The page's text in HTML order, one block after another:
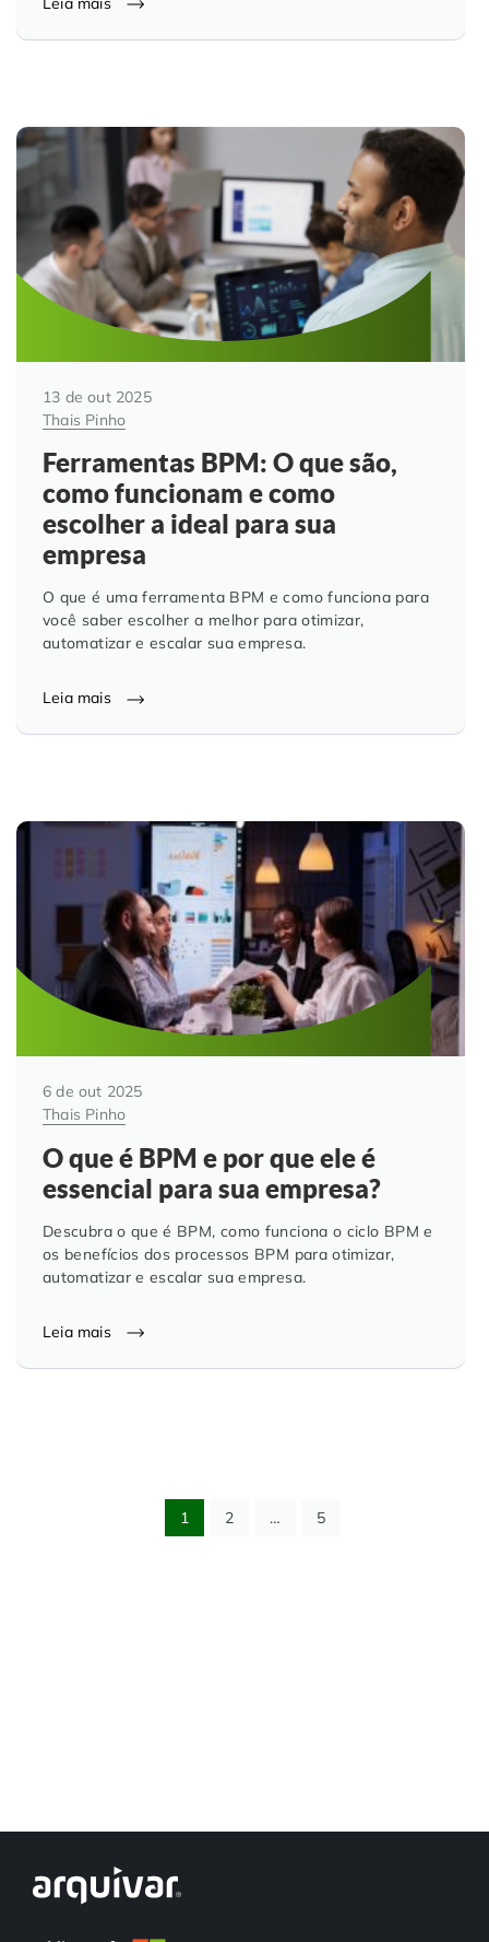
13 de out 2025
Thais Pinho
Ferramentas BPM: O que são,
como funcionam e como
escolher a ideal para sua
empresa
O que é uma ferramenta BPM e como funciona para
você saber escolher a melhor para otimizar,
automatizar e escalar sua empresa.
Leia mais
6 de out 2025
Thais Pinho
O que é BPM e por que ele é
essencial para sua empresa?
Descubra o que é BPM, como funciona o ciclo BPM e
os benefícios dos processos BPM para otimizar,
automatizar e escalar sua empresa.
Leia mais
1 2 … 5